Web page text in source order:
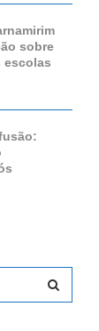
sobre
escolas